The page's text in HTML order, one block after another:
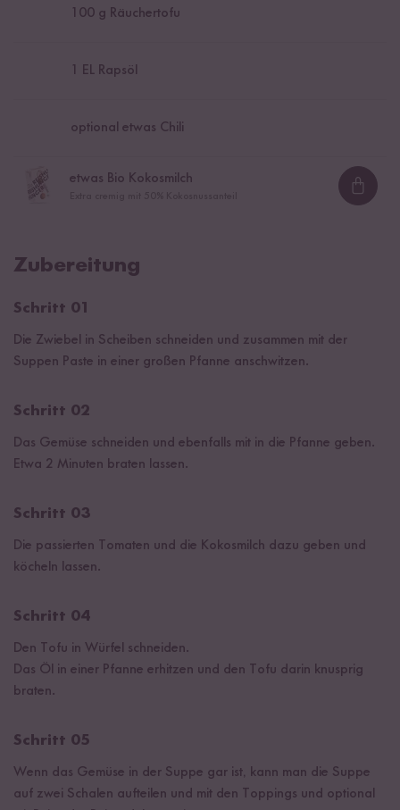
100 g Räuchertofu
1 EL Rapsöl
optional etwas Chili
etwas Bio Kokosmilch
Zubereitung
Schritt 01
Die Zwiebel in Scheiben schneiden und zusammen mit der
Suppen Paste in einer großen Pfanne anschwitzen.
Schritt 02
Das Gemüse schneiden und ebenfalls mit in die Pfanne geben.
Etwa 2 Minuten braten lassen.
Schritt 03
Die passierten Tomaten und die Kokosmilch dazu geben und
köcheln lassen.
Schritt 04
Den Tofu in Würfel schneiden.
Das Öl in einer Pfanne erhitzen und den Tofu darin knusprig
braten.
Schritt 05
Wenn das Gemüse in der Suppe gar ist, kann man die Suppe
auf zwei Schalen aufteilen und mit den Toppings und optional